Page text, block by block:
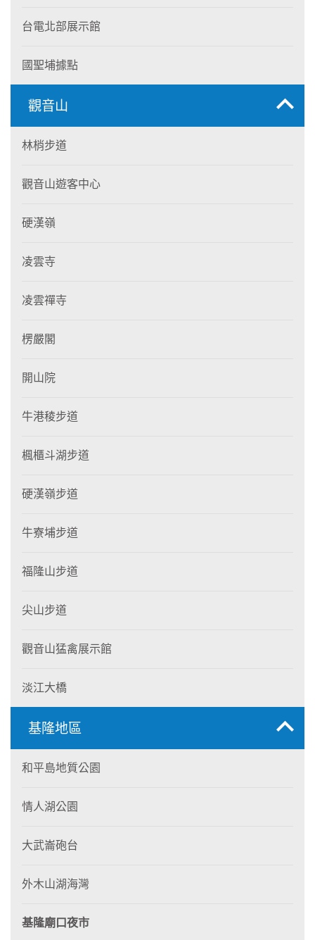
台電北部展示館
國聖埔據點
觀音山
林梢步道
觀音山遊客中心
硬漢嶺
凌雲寺
凌雲禪寺
楞嚴閣
開山院
牛港稜步道
楓櫃斗湖步道
硬漢嶺步道
牛寮埔步道
福隆山步道
尖山步道
觀音山猛禽展示館
淡江大橋
基隆地區
和平島地質公園
情人湖公園
大武崙砲台
外木山湖海灣
基隆廟口夜市